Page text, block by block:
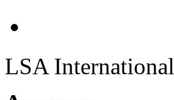
LSA International